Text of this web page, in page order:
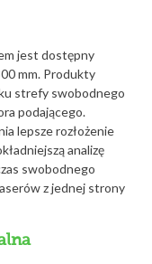
jest dostępny
mm. Produkty
strefy swobodnego
podającego.
lepsze rozłożenie
analizę
swobodnego
z jednej strony